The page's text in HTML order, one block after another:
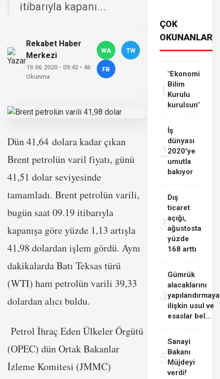
itibarıyla kapanı...
Rekabet Haber
Merkezi
19.06.2020 - 09:43 • 46
Okunma
WA TW
FB
Dün 41,64 dolara kadar çıkan
Brent petrolün varil fiyatı, günü
41,51 dolar seviyesinde
tamamladı. Brent petrolün varili,
bugün saat 09.19 itibarıyla
kapanışa göre yüzde 1,13 artışla
41,98 dolardan işlem gördü. Aynı
dakikalarda Batı Teksas türü
(WTI) ham petrolün varili 39,33
dolardan alıcı buldu.
Petrol İhraç Eden Ülkeler Örgütü
(OPEC) dün Ortak Bakanlar
İzleme Komitesi (JMMC)
ÇOK
OKUNANLAR
"Ekonomi
Bilim
Kurulu
kurulsun"
İş
dünyası
2020'ye
umutla
bakıyor
3
Dış
ticaret
açığı,
ağustosta
yüzde
168 arttı
4
Gümrük
alacaklarını
yapılandırmaya
ilişkin usul ve
esaslar bel...
Sanayi
Bakanı
Müjdeyi
verdi!